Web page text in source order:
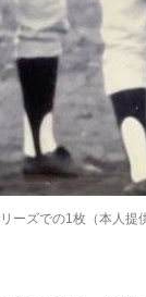
ーズでの1枚（本人提